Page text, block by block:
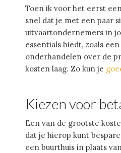
Toen ik voor het eerst
snel dat je met een paar
uitvaartondernemers in
essentials biedt, zoals
onderhandelen over de
kosten laag. Zo kun je
Kiezen voor
Een van de grootste
dat je hierop kunt
een buurthuis in plaats